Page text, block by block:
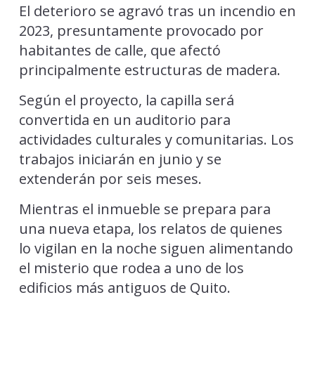
El deterioro se agravó tras un incendio en
2023, presuntamente provocado por
habitantes de calle, que afectó
principalmente estructuras de madera.
Según el proyecto, la capilla será
convertida en un auditorio para
actividades culturales y comunitarias. Los
trabajos iniciarán en junio y se
extenderán por seis meses.
Mientras el inmueble se prepara para
una nueva etapa, los relatos de quienes
lo vigilan en la noche siguen alimentando
el misterio que rodea a uno de los
edificios más antiguos de Quito.